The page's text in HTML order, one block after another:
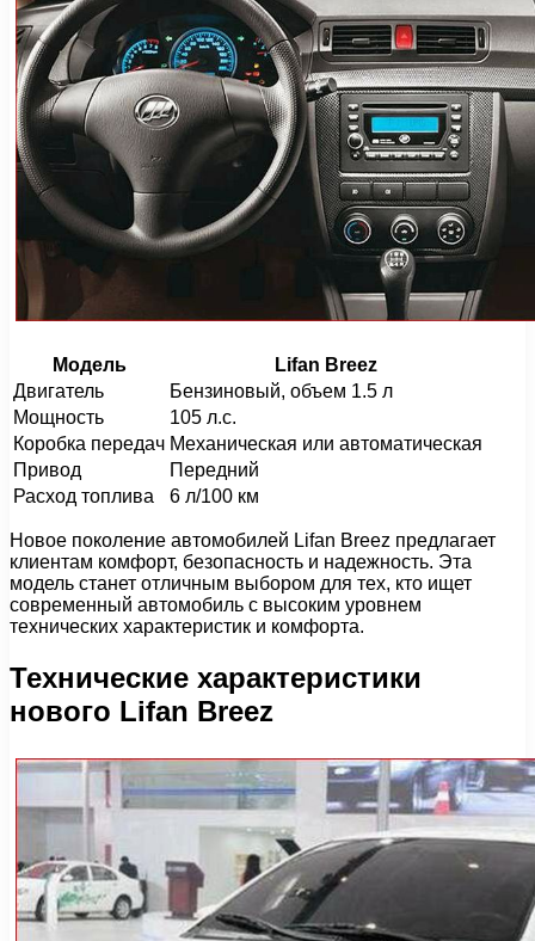
Модель
Lifan Breez
Двигатель
Бензиновый, объем 1.5 л
Мощность
105 л.с.
Коробка передач Механическая или автоматическая
Привод
Передний
Расход топлива
6 л/100 км
Новое поколение автомобилей Lifan Breez предлагает
клиентам комфорт, безопасность и надежность. Эта
модель станет отличным выбором для тех, кто ищет
современный автомобиль с высоким уровнем
технических характеристик и комфорта.
Технические характеристики
нового Lifan Breez